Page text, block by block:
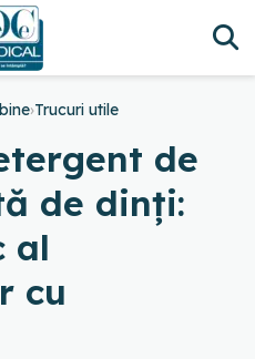
›Trucuri utile
de
de dinți:
al
cu